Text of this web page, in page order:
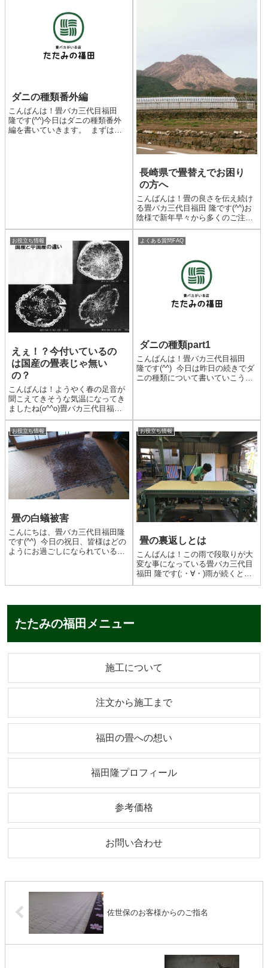
ダニの種類番外編
こんばんは！畳バカ三代目福田
隆です(^^)今日はダニの種類番外
編を書いていきます。 まずはチ
長崎県で畳替えでお困り
の方へ
こんばんは！畳の良さを伝え続け
る畳バカ三代目福田 隆です(^^)お
陰様で新年早々から多くのご注文
をいただき、忙しくさせていただ
いております(^^)さてこの度、当
店の営業範囲を少し拡げるとこに
分ぐらいが限界かな...
お役立ち情報
えぇ！？今付いているの
は国産の畳表じゃ無い
の？
こんばんは！ようやく春の足音が
聞こえてきそうな気温になってき
ましたね(o^^o)畳バカ三代目福田
隆です(^^)タイトルの言葉は、見
積もりにお伺いしましたお客様の
お言葉です。以前は違う同業者が
仕事をしたそうですが、使用する
畳表に関して一切の...
よくある質問FAQ
ダニの種類part1
こんばんは！畳バカ三代目福田
隆です(^^) 今日は昨日の続きでダ
ニの種類について書いていこうと
い時などには畳にもで...
お役立ち情報
畳の白蟻被害
こんにちは、畳バカ三代目福田隆
です(^^) 今日の祝日、皆様はどの
ようにお過ごしになられているで
お役立ち情報
畳の裏返しとは
こんばんは！この雨で段取りが大
変な事になっている畳バカ三代目
福田 隆です(;・∀・)雨が続くと予
定を立てるのも難しいですよね。
たたみの福田メニュー
施工について
注文から施工まで
福田の畳への想い
福田隆プロフィール
参考価格
お問い合わせ
佐世保のお客様からのご指名